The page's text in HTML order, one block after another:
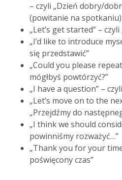
– czyli „Dzień dobry/
(powitanie na spotkaniu)
„Let’s get started” – czyli
„I’d like to introduce
się przedstawić”
„Could you please
mógłbyś powtórzyć?”
„I have a question” –
„Let’s move on to the
„Przejdźmy do
„I think we should
powinniśmy rozważyć…”
„Thank you for your
poświęcony czas”